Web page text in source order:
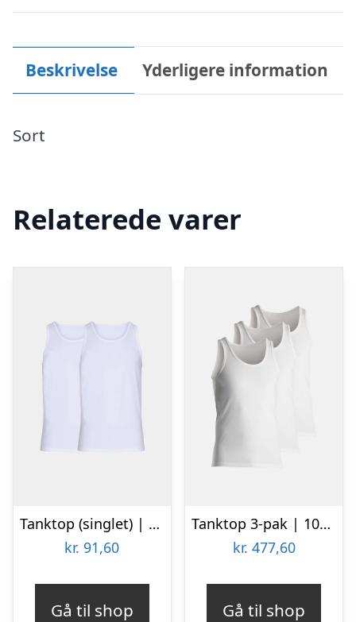
Beskrivelse Yderligere information
Sort
Relaterede varer
Tanktop (singlet) | 2-pak | GOTS bomuld | Hvid
kr. 91,60
Gå til shop
Tanktop 3-pak | 100% økologisk bomuld | Hvid
kr. 477,60
Gå til shop